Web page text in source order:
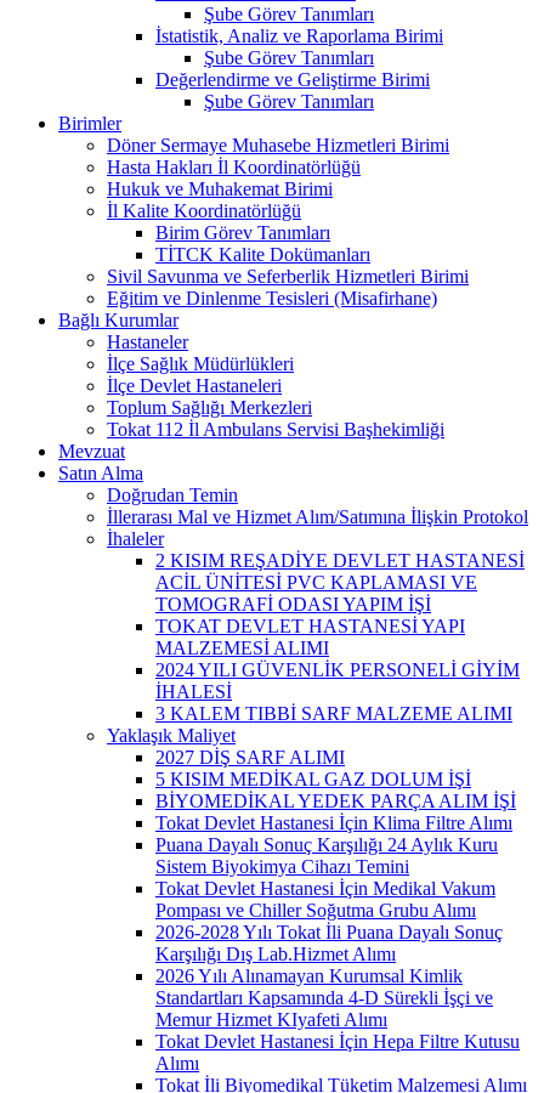
Şube Görev Tanımları
İstatistik, Analiz ve Raporlama Birimi
Şube Görev Tanımları
Değerlendirme ve Geliştirme Birimi
Şube Görev Tanımları
Birimler
Döner Sermaye Muhasebe Hizmetleri Birimi
Hasta Hakları İl Koordinatörlüğü
Hukuk ve Muhakemat Birimi
İl Kalite Koordinatörlüğü
Birim Görev Tanımları
TİTCK Kalite Dokümanları
Sivil Savunma ve Seferberlik Hizmetleri Birimi
Eğitim ve Dinlenme Tesisleri (Misafirhane)
Bağlı Kurumlar
Hastaneler
İlçe Sağlık Müdürlükleri
İlçe Devlet Hastaneleri
Toplum Sağlığı Merkezleri
Tokat 112 İl Ambulans Servisi Başhekimliği
Mevzuat
Satın Alma
Doğrudan Temin
İllerarası Mal ve Hizmet Alım/Satımına İlişkin Protokol
İhaleler
2 KISIM REŞADİYE DEVLET HASTANESİ
ACİL ÜNİTESİ PVC KAPLAMASI VE
TOMOGRAFİ ODASI YAPIM İŞİ
TOKAT DEVLET HASTANESİ YAPI
MALZEMESİ ALIMI
2024 YILI GÜVENLİK PERSONELİ GİYİM
İHALESİ
3 KALEM TIBBİ SARF MALZEME ALIMI
Yaklaşık Maliyet
2027 DİŞ SARF ALIMI
5 KISIM MEDİKAL GAZ DOLUM İŞİ
BİYOMEDİKAL YEDEK PARÇA ALIM İŞİ
Tokat Devlet Hastanesi İçin Klima Filtre Alımı
Puana Dayalı Sonuç Karşılığı 24 Aylık Kuru
Sistem Biyokimya Cihazı Temini
Tokat Devlet Hastanesi İçin Medikal Vakum
Pompası ve Chiller Soğutma Grubu Alımı
2026-2028 Yılı Tokat İli Puana Dayalı Sonuç
Karşılığı Dış Lab.Hizmet Alımı
2026 Yılı Alınamayan Kurumsal Kimlik
Standartları Kapsamında 4-D Sürekli İşçi ve
Memur Hizmet KIyafeti Alımı
Tokat Devlet Hastanesi İçin Hepa Filtre Kutusu
Alımı
Tokat İli Biyomedikal Tüketim Malzemesi Alımı